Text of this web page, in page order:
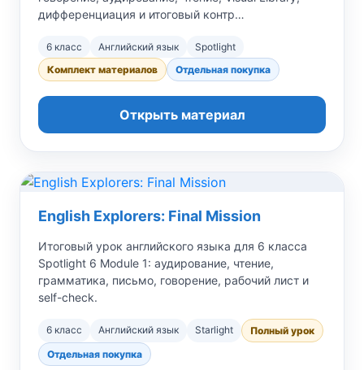
дифференциация и итоговый контр…
6 класс Английский язык
Spotlight
Комплект материалов
Отдельная покупка
Открыть материал
English Explorers: Final Mission
Итоговый урок английского языка для 6 класса
Spotlight 6 Module 1: аудирование, чтение,
грамматика, письмо, говорение, рабочий лист и
self-check.
6 класс Английский язык Starlight
Полный урок
Отдельная покупка